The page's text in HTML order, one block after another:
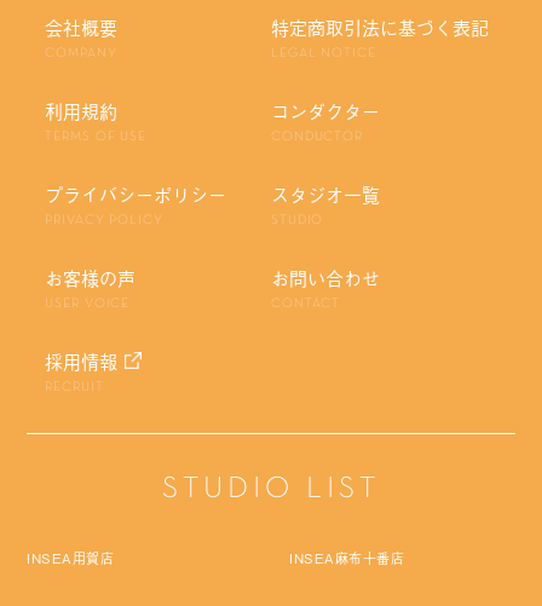
コンダクター
CONDUCTOR
会社概要
COMPANY
スタジオ一覧
STUDIO
利用規約
TERMS OF USE
プライバシーポリシー
PRIVACY POLICY
特定商取引法に基づく表記
LEGAL NOTICE
お客様の声
USER VOICE
お問い合わせ
CONTACT
採用情報
RECRUIT
STUDIO LIST
INSEA用賀店 INSEA麻布十番店